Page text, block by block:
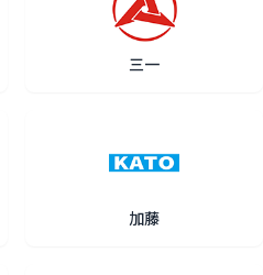
三一
加藤